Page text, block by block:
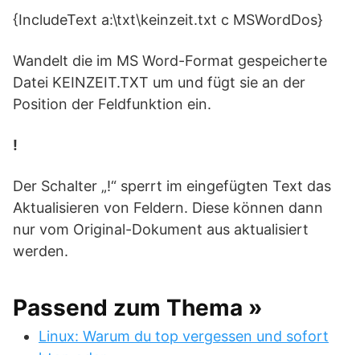
{IncludeText a:\txt\keinzeit.txt c MSWordDos}
Wandelt die im MS Word-Format gespeicherte
Datei KEINZEIT.TXT um und fügt sie an der
Position der Feldfunktion ein.
!
Der Schalter „!“ sperrt im eingefügten Text das
Aktualisieren von Feldern. Diese können dann
nur vom Original-Dokument aus aktualisiert
werden.
Passend zum Thema »
Linux: Warum du top vergessen und sofort